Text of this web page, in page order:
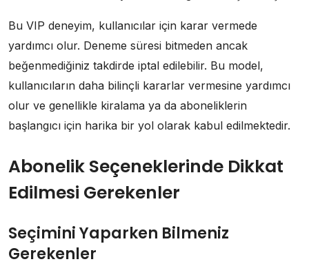
Bu VIP deneyim, kullanıcılar için karar vermede
yardımcı olur. Deneme süresi bitmeden ancak
beğenmediğiniz takdirde iptal edilebilir. Bu model,
kullanıcıların daha bilinçli kararlar vermesine yardımcı
olur ve genellikle kiralama ya da aboneliklerin
başlangıcı için harika bir yol olarak kabul edilmektedir.
Abonelik Seçeneklerinde Dikkat
Edilmesi Gerekenler
Seçimini Yaparken Bilmeniz
Gerekenler